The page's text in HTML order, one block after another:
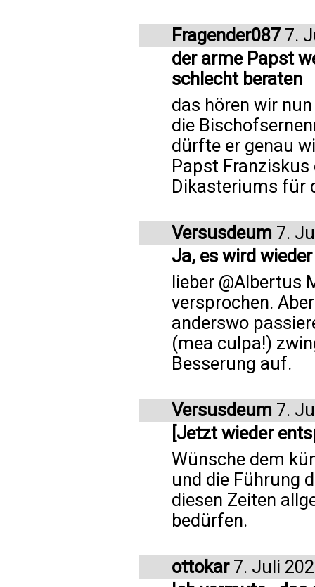
Fragender087 7.
der arme Papst
schlecht beraten
das hören wir
die
dürfte er genau
Papst
Dikasteriums für
Versusdeum 7.
Ja, es wird
lieber @Albertus
versprochen.
anderswo
(mea culpa!)
Besserung auf.
Versusdeum 7.
[Jetzt wieder
Wünsche dem
und die Führung
diesen Zeiten
bedürfen.
ottokar7. Juli